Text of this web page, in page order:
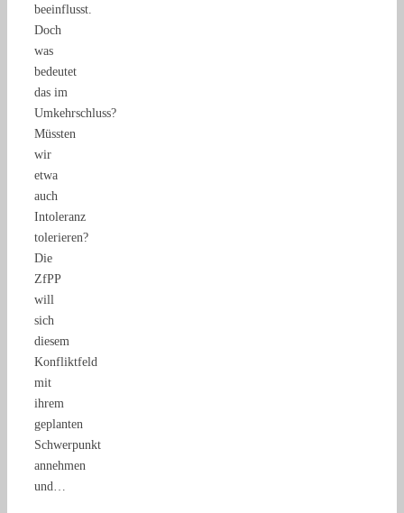
beeinflusst.
Doch
was
bedeutet
das im
Umkehrschluss?
Müssten
wir
etwa
auch
Intoleranz
tolerieren?
Die
ZfPP
will
sich
diesem
Konfliktfeld
mit
ihrem
geplanten
Schwerpunkt
annehmen
und…